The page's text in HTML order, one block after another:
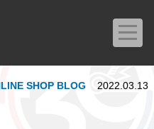
SHOP BLOG 2022.03.13